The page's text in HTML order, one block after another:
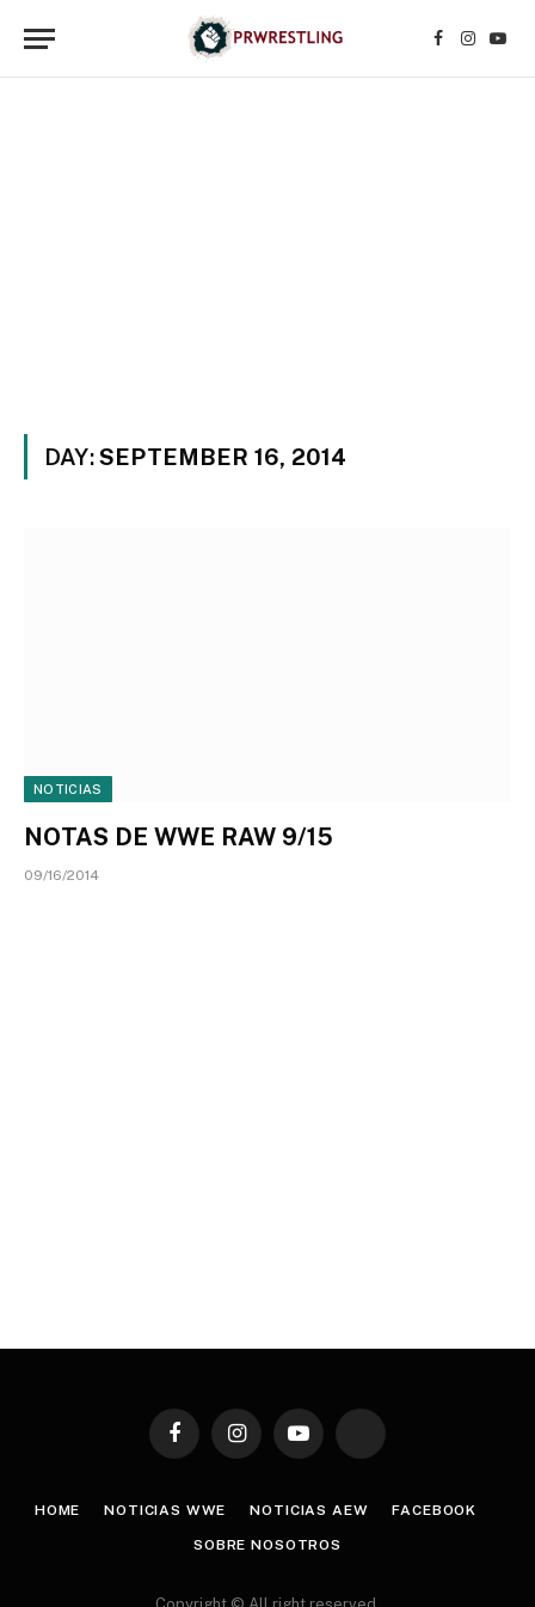
Facebook
DAY:SEPTEMBER 16, 2014
NOTICIAS
NOTAS DE WWE RAW 9/15
09/16/2014
FacebookInstagramYouTube TikTok
HOME NOTICIAS WWE NOTICIAS AEW FACEBOOK
SOBRE NOSOTROS
Copyright © All right reserved.